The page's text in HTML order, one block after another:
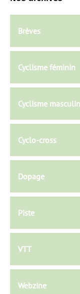
Brèves
Cyclisme féminin
Cyclisme masculin
Cyclo-cross
Dopage
Piste
VTT
Webzine